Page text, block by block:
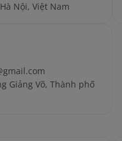
Nội, Việt Nam
Giảng Võ, Thành phố